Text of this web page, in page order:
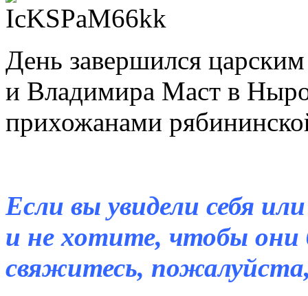
День завершился
и Владимира Маст в
прихожанами
Если вы увидели себя
и не хотите, чтобы они
свяжитесь,